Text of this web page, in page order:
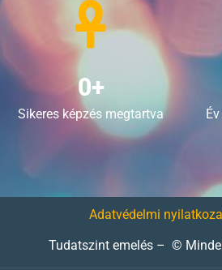
Sikeres képzés megtartva
0+
Adatvédelmi
Tudatszint emelés – ©